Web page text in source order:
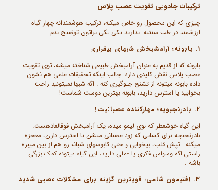
ترکیبات جادویی تقویت عصب پلاس
چیزی که این محصول رو خاص میکنه، ترکیب هوشمندانه چهار گیاه
ارزشمند در طب سنتیه. بذارید یکی یکی براتون توضیح بدم:
۱. بابونه؛ آرامشبخش شبهای بیقراری
بابونه که از قدیم به عنوان آرامبخش طبیعی شناخته میشه، توی تقویت
عصب پلاس نقش کلیدی داره. جالب اینکه تحقیقات علمی هم نشون
داده بابونه میتونه از تشنج جلوگیری کنه . اگه شبها نمیتونید راحت
بخوابید یا استرس دارید، بابونه بهترین دوست شماست!
۲. بادرنجبویه؛ مهارکننده عصبانیت!
این گیاه خوشعطر که بوی لیمو میده، یک آرامبخش فوقالعادهست.
بادرنجبویه برای کسایی که زود عصبانی میشن یا استرس دارن، معجزه
میکنه . تپش قلب، بیخوابی و حتی کابوسهای شبانه رو هم از بین میبره .
راستی اگه وسواس فکری یا عملی دارید، این گیاه میتونه کمک بزرگی
باشه .
۳. افتیمون شامی؛ قویترین گزینه برای مشکلات عصبی شدید